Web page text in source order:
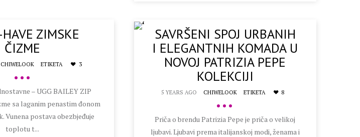
ZIMSKE
ČIZME
CHIWELOOK ETIKETA 3
•••
– UGG BAILEY ZIP
sa laganim penastim đonom
Vunena postava obezbjeđuje
toplotu t...
SAVRŠENI SPOJ URBANIH
I ELEGANTNIH KOMADA U
NOVOJ PATRIZIA PEPE
KOLEKCIJI
5 YEARS AGO CHIWELOOK ETIKETA 8
•••
Priča o brendu Patrizia Pepe je priča o velikoj
ljubavi. Ljubavi prema italijanskoj modi, ženama i